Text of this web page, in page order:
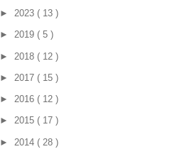
► 2023 ( 13 )
► 2019 ( 5 )
► 2018 ( 12 )
► 2017 ( 15 )
► 2016 ( 12 )
► 2015 ( 17 )
► 2014 ( 28 )